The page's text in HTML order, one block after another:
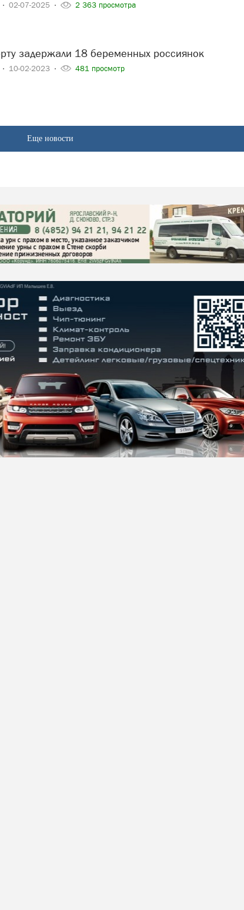
02-07-2025 2 363 просмотра
задержали 18 беременных россиянок
10-02-2023 481 просмотр
Еще новости